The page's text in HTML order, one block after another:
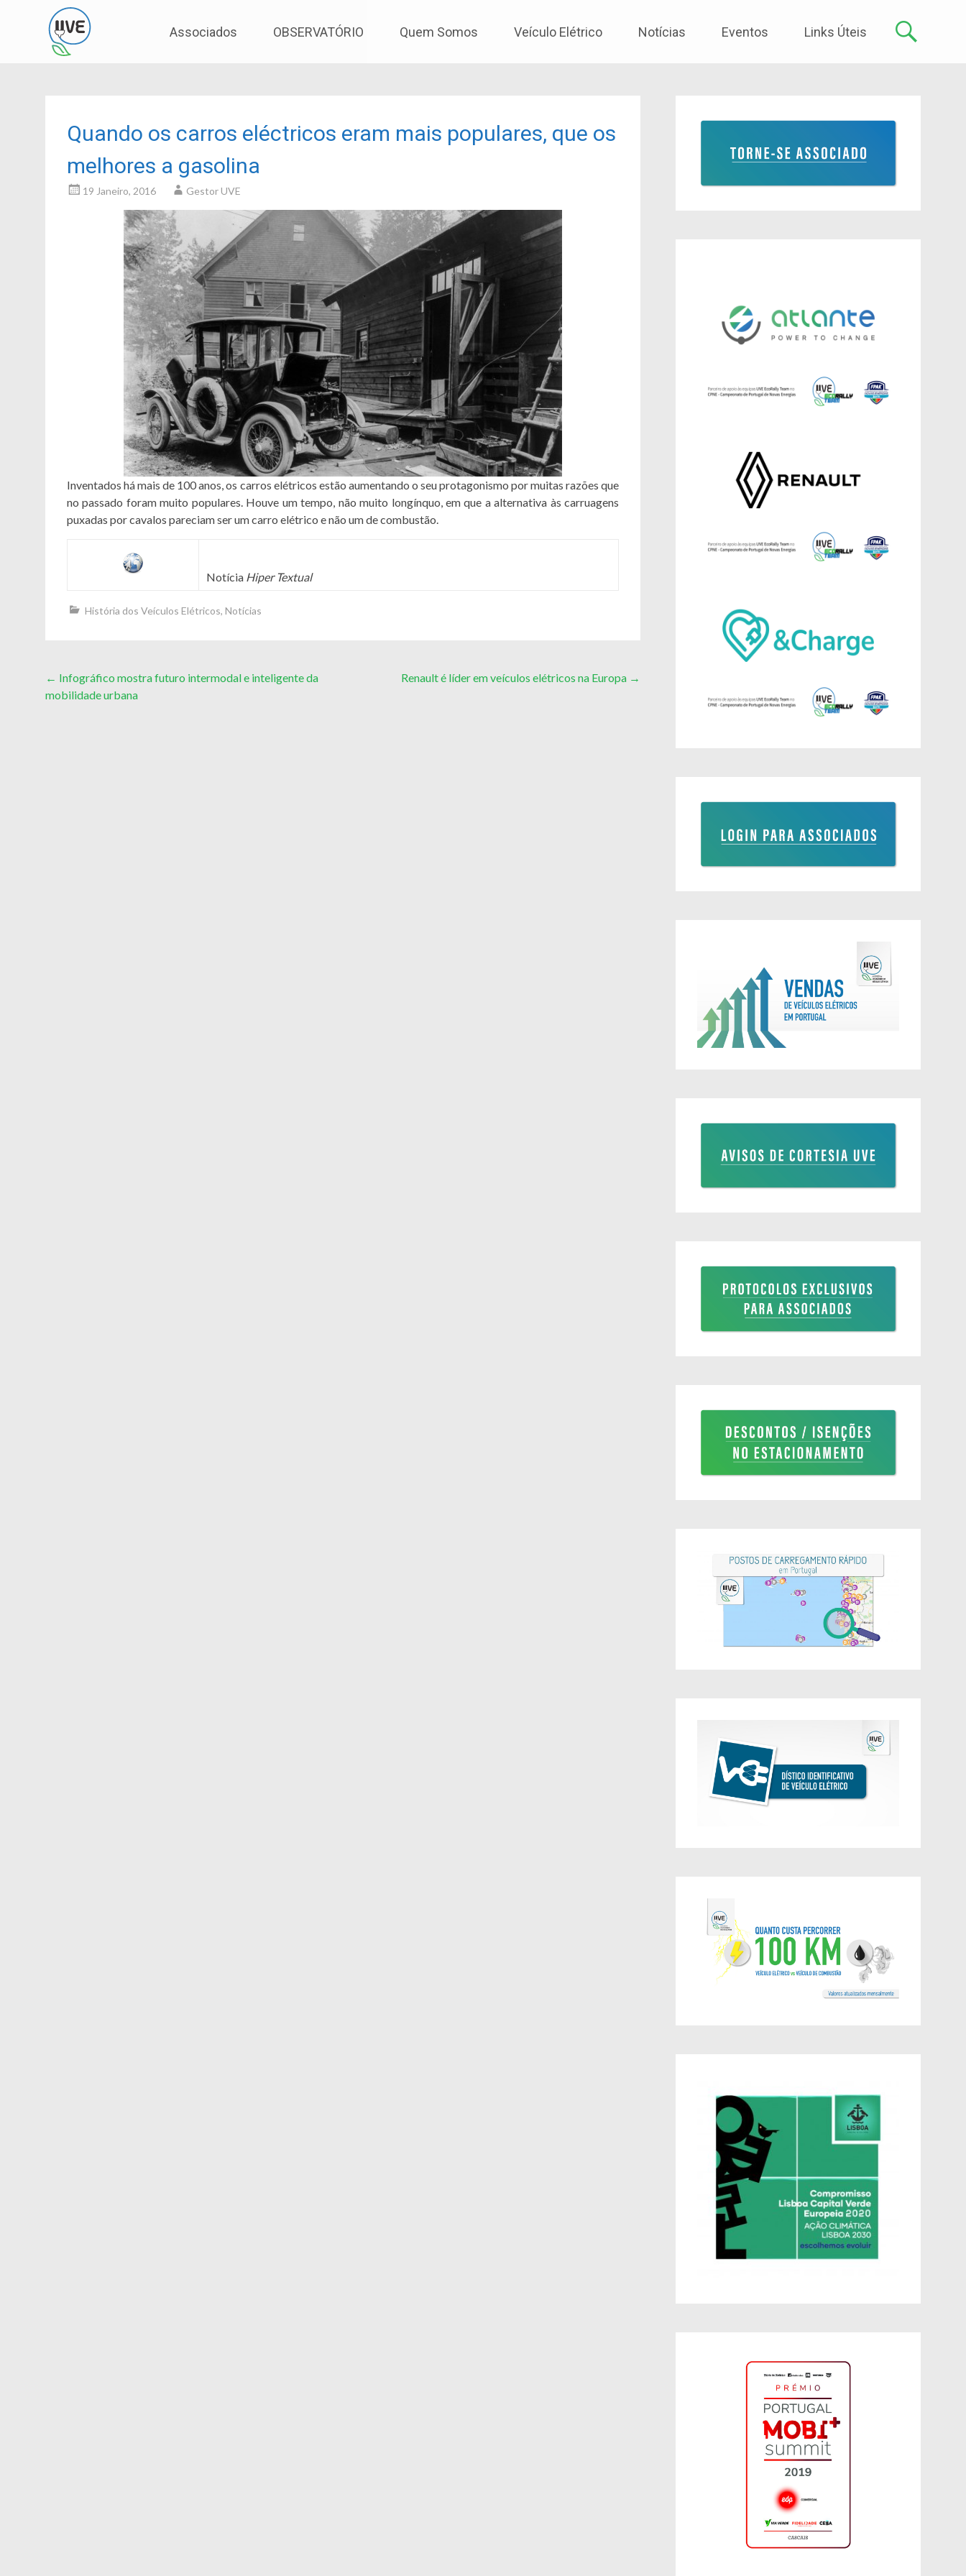
to
Associados OBSERVATÓRIO Quem Somos Veículo Elétrico Notícias Eventos Links Úteis
Quando os carros eléctricos eram mais populares, que os
melhores a gasolina
19 Janeiro, 2016 Gestor UVE
Inventados há mais de 100 anos, os carros elétricos estão aumentando o seu protagonismo por muitas razões que
no passado foram muito populares. Houve um tempo, não muito longínquo, em que a alternativa às carruagens
puxadas por cavalos pareciam ser um carro elétrico e não um de combustão.
Notícia Hiper Textual
História dos Veículos Elétricos, Notícias
Post
navigation
← Infográfico mostra futuro intermodal e inteligente da
mobilidade urbana
Renault é líder em veículos elétricos na Europa →